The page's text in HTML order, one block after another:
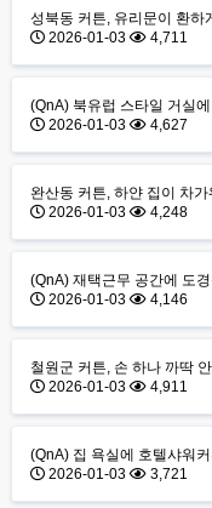
성북동 커튼, 유리문이 환
2026-01-03
4,711
(QnA) 북유럽 스타일 거실
2026-01-03
4,627
완산동 커튼, 하얀 집이 차
2026-01-03
4,248
(QnA) 재택근무 공간에 도
2026-01-03
4,146
철원군 커튼, 손 하나 까딱
2026-01-03
4,911
(QnA) 집 욕실에 호텔샤워
2026-01-03
3,721